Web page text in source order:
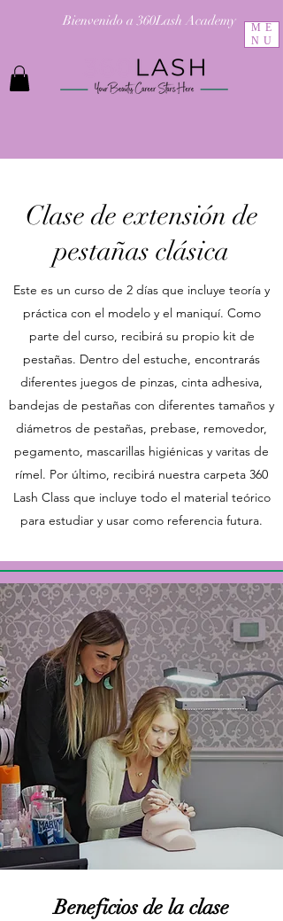
ME
NU
Bienvenido a 360Lash Academy
Clase de extensión de
pestañas clásica
Este es un curso de 2 días que incluye teoría y
práctica con el modelo y el maniquí. Como
parte del curso, recibirá su propio kit de
pestañas. Dentro del estuche, encontrarás
diferentes juegos de pinzas, cinta adhesiva,
bandejas de pestañas con diferentes tamaños y
diámetros de pestañas, prebase, removedor,
pegamento, mascarillas higiénicas y varitas de
rímel. Por último, recibirá nuestra carpeta 360
Lash Class que incluye todo el material teórico
para estudiar y usar como referencia futura.
Beneficios de la clase